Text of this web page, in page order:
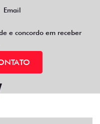
Email
e concordo em receber